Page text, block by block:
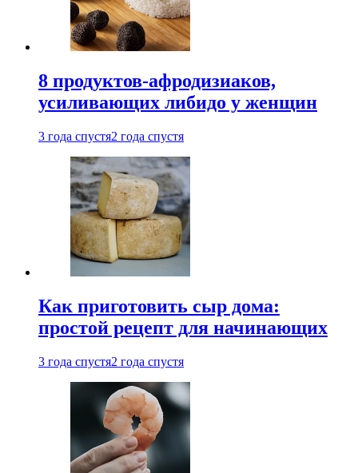
8 продуктов-афродизиаков,
усиливающих либидо у женщин
3 года спустя2 года спустя
Как приготовить сыр дома:
простой рецепт для начинающих
3 года спустя2 года спустя